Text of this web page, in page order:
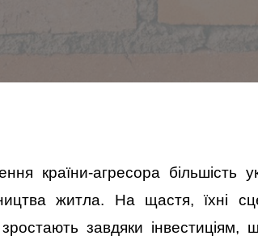
країни-агресора більшість
житла. На щастя, їхні
завдяки інвестиціям,